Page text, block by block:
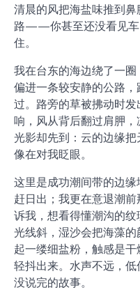
清晨的风把海盐味推到
路——你甚至还没看见车
住。
我在台东的海边绕了一
偏进一条较安静的公路
过。路旁的草被拂动时
响，风从背后翻过肩胛
光影却先到：云的边缘
像在对我眨眼。
这里是成功潮间带的边
赶日出；我更在意退潮
诉我，想看得懂潮沟的
光线斜，湿沙会把海藻
起一缕细盐粉，触感是
轻抖出来。水声不远，
没说完的故事。